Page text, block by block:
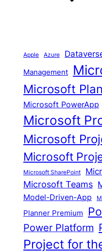
Apple Azure
Management
Microsoft
Microsoft PowerApp
Microsoft
Microsoft
Microsoft
Microsoft SharePoint
Microsoft Teams
Model-Driven-App
Planner Premium
Power Platform
Project for